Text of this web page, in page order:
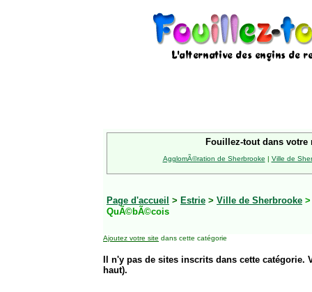
Fouillez-tout dans votre
AgglomÃ©ration de Sherbrooke | Ville de
Page d'accueil > Estrie > Ville de Sherbrooke
QuÃ©bÃ©cois
Ajoutez votre site dans cette catégorie
Il n'y pas de sites inscrits dans cette
haut).